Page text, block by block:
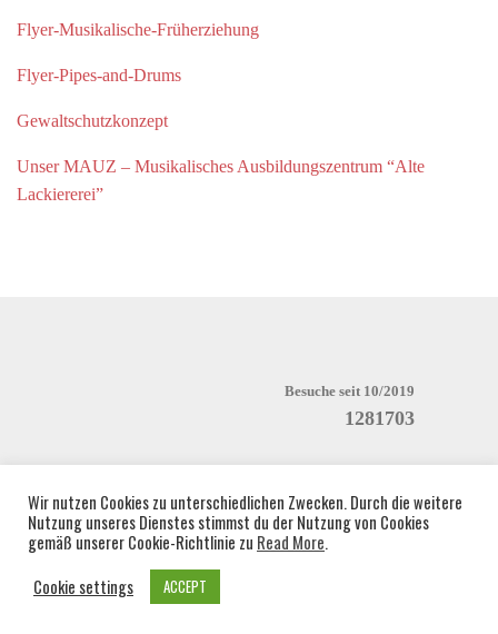
Flyer-Musikalische-Früherziehung
Flyer-Pipes-and-Drums
Gewaltschutzkonzept
Unser MAUZ – Musikalisches Ausbildungszentrum “Alte
Lackiererei”
Besuche seit 10/2019
1281703
Copyright © 2026 Drummerband Cobra
Wir nutzen Cookies zu unterschiedlichen Zwecken. Durch die weitere
Nutzung unseres Dienstes stimmst du der Nutzung von Cookies
gemäß unserer Cookie-Richtlinie zu Read More.
Cookie settings
ACCEPT